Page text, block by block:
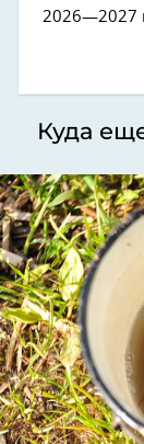
2026—2027
Куда